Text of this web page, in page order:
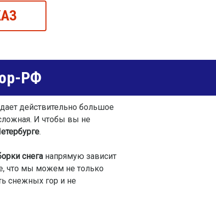
РФ
действительно большое
И чтобы вы не
.
снега напрямую зависит
что мы можем не только
снежных гор и не